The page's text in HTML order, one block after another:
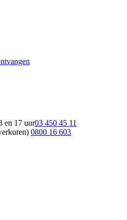
en 17 uur03 450 45 11
0800 16 603